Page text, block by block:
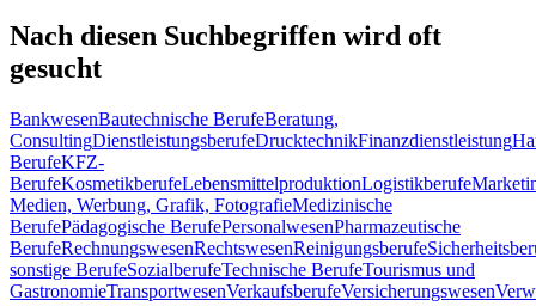
Nach diesen Suchbegriffen wird oft
gesucht
BankwesenBautechnische BerufeBeratung,
ConsultingDienstleistungsberufeDrucktechnikFinanzdienstleistung
BerufeKFZ-
BerufeKosmetikberufeLebensmittelproduktionLogistikberufe
Medien, Werbung, Grafik, FotografieMedizinische
BerufePädagogische BerufePersonalwesenPharmazeutische
BerufeRechnungswesenRechtswesenReinigungsberufe
sonstige BerufeSozialberufeTechnische BerufeTourismus und
GastronomieTransportwesenVerkaufsberufeVersicherungswesen